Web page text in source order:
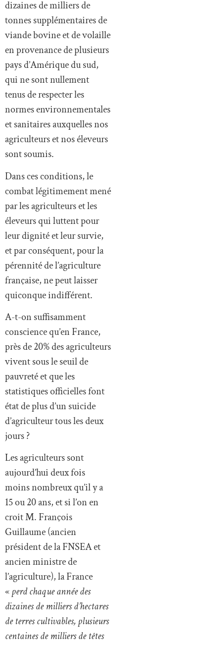
viande bovine et de volaille
en provenance de plusieurs
pays d’Amérique du sud,
qui ne sont nullement
tenus de respecter les
normes environnementales
et sanitaires auxquelles nos
agriculteurs et nos éleveurs
sont soumis.
Dans ces conditions, le
par les agriculteurs et les
éleveurs qui luttent pour
leur dignité et leur survie,
et par conséquent, pour la
pérennité de l’agriculture
française, ne peut laisser
quiconque indifférent.
A-t-on suffisamment
conscience qu’en France,
près de 20% des agriculteurs
vivent sous le seuil de
pauvreté et que les
statistiques officielles font
état de plus d’un suicide
d’agriculteur tous les deux
jours ?
Les agriculteurs sont
aujourd’hui deux fois
moins nombreux qu’il y a
15 ou 20 ans, et si l’on en
croit M. François
Guillaume (ancien
président de la FNSEA et
ancien ministre de
l’agriculture), la France
«perd chaque année des
dizaines de milliers d’hectares
de terres cultivables, plusieurs
centaines de milliers de têtes
de bétail et, bientôt, la
capacité de nourrir les